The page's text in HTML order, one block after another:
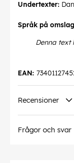
Undertexter:
Språk på
Denna text
EAN:
Recensioner
Frågor och svar